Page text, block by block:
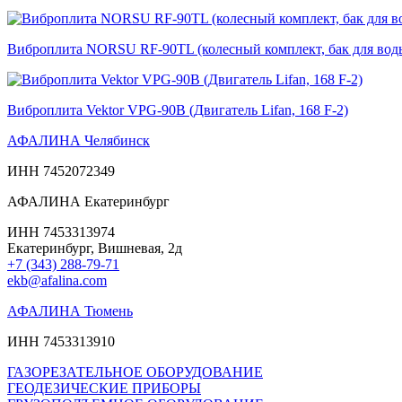
Виброплита NORSU RF-90TL (колесный комплект, бак для
Виброплита Vektor VPG-90B (Двигатель Lifan, 168 F-2)
АФАЛИНА Челябинск
ИНН 7452072349
АФАЛИНА Екатеринбург
ИНН 7453313974
Екатеринбург, Вишневая, 2д
+7 (343) 288-79-71
ekb@afalina.com
АФАЛИНА Тюмень
ИНН 7453313910
ГАЗОРЕЗАТЕЛЬНОЕ ОБОРУДОВАНИЕ
ГЕОДЕЗИЧЕСКИЕ ПРИБОРЫ